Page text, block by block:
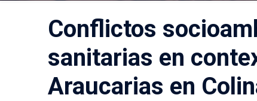
Conflictos
sanitarias en
Araucarias en